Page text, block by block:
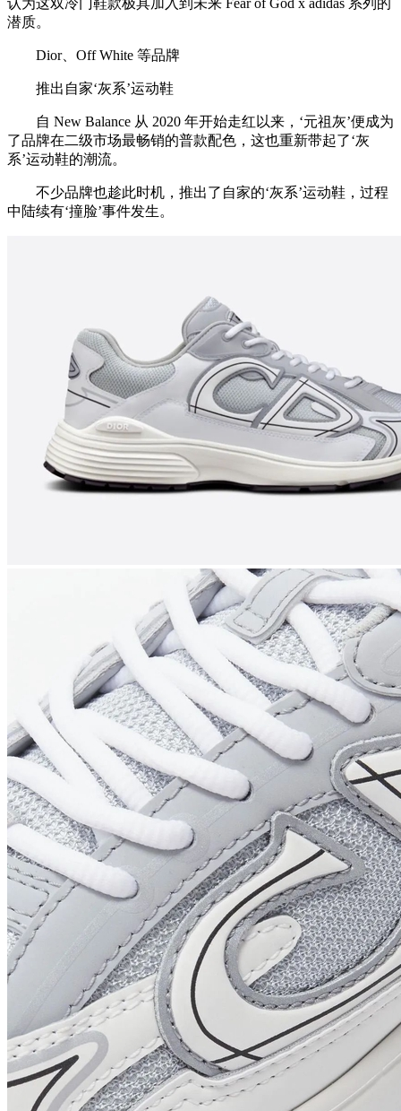
潜质。
Dior、Off White 等品牌
推出自家‘灰系’运动鞋
自 New Balance 从 2020 年开始走红以来，‘元祖灰’便成为
了品牌在二级市场最畅销的普款配色，这也重新带起了‘灰
系’运动鞋的潮流。
不少品牌也趁此时机，推出了自家的‘灰系’运动鞋，过程
中陆续有‘撞脸’事件发生。